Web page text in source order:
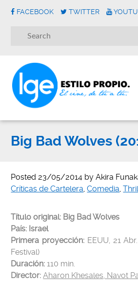
FACEBOOK TWITTER
Big Bad Wolves
Posted23/05/2014 byAkira
Críticas de Cartelera,Comedia,
Título original: Big Bad Wolves
País: Israel
Primera proyección: EEUU, 21
Festival)
Duración:110 min.
Director:Aharon Khesales, Navot